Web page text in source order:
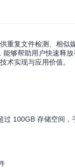
重复文件检测、相似
够帮助用户快速释
术实现与应用价值。
100GB 存储空间，